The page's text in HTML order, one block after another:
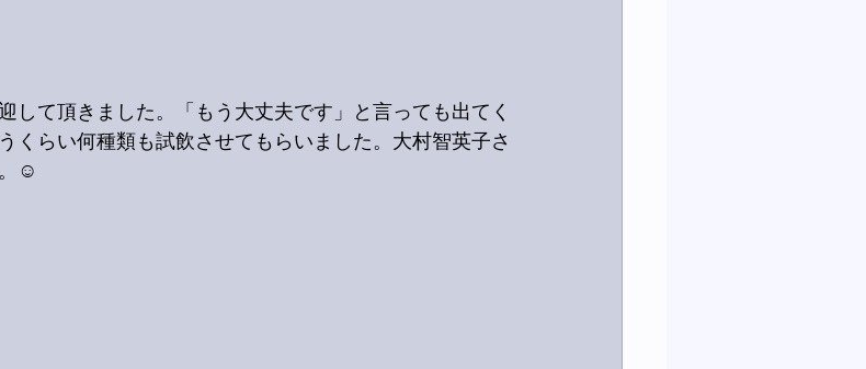
して頂きました。「もう大丈夫です」と言っても出てく
くらい何種類も試飲させてもらいました。大村智英子さ
☺️